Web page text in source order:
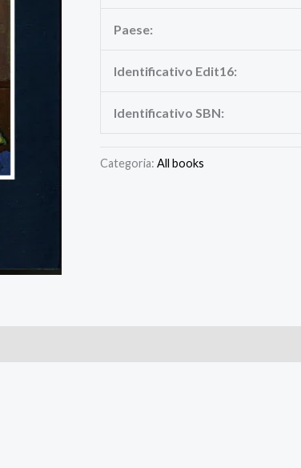
Paese:
Identificativo Edit16:
Identificativo SBN:
Categoria: All books